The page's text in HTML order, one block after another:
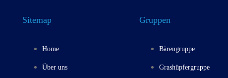
Sitemap
Home
Über uns
Gruppen
Bärengruppe
Grashüpfergruppe